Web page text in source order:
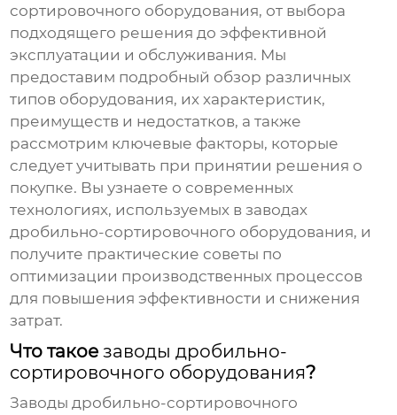
сортировочного оборудования, от выбора
подходящего решения до эффективной
эксплуатации и обслуживания. Мы
предоставим подробный обзор различных
типов оборудования, их характеристик,
преимуществ и недостатков, а также
рассмотрим ключевые факторы, которые
следует учитывать при принятии решения о
покупке. Вы узнаете о современных
технологиях, используемых взаводах
дробильно-сортировочного оборудования, и
получите практические советы по
оптимизации производственных процессов
для повышения эффективности и снижения
затрат.
Что такоезаводы дробильно-
сортировочного оборудования?
Заводы дробильно-сортировочного